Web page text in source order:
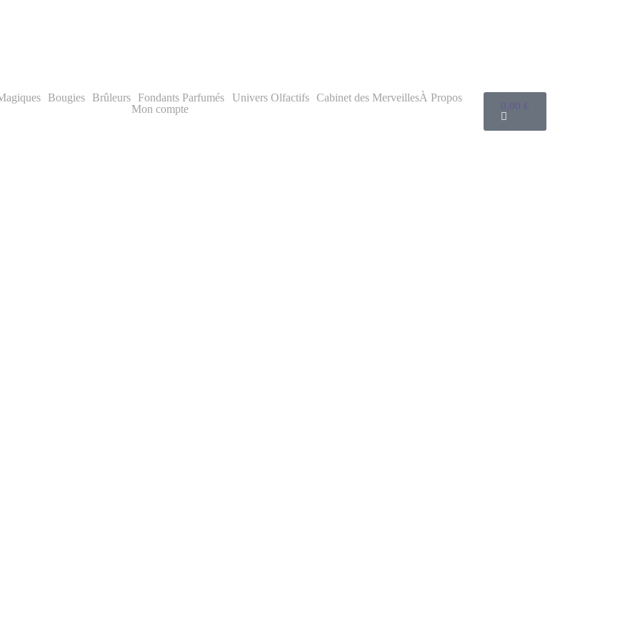
Bougies Brûleurs Fondants Parfumés Univers Olfactifs Cabinet des MerveillesÀ Propos
Mon compte
0,00 €